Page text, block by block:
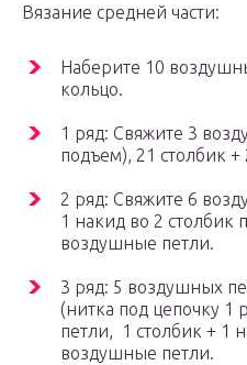
Вязание средней части:
Наберите 10
кольцо.
1 ряд: Свяжите 3
подъем), 21 столбик +
2 ряд: Свяжите 6
1 накид во 2 столбик
воздушные петли.
3 ряд: 5 воздушных
(нитка под цепочку 1
петли, 1 столбик + 1
воздушные петли.